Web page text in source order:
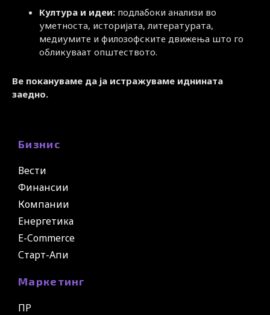
Култура и идеи: подлабоки анализи во
уметноста, историјата, литературата,
медиумите и филозофските движења што го
обликуваат општеството.
Ве покануваме да ја истражуваме иднината
заедно.
Бизнис
Вести
Финансии
Компании
Енергетика
E-Commerce
Старт-Апи
Маркетинг
ПР